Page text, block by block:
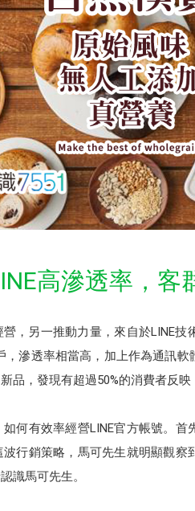
高滲透率，客
，另一推動力量，來自於LINE
，滲透率相當高，加上作為通訊
品，發現有超過50%的消費者反
何有效率經營LINE官方帳號。
行銷策略，馬可先生就明顯觀
識馬可先生。